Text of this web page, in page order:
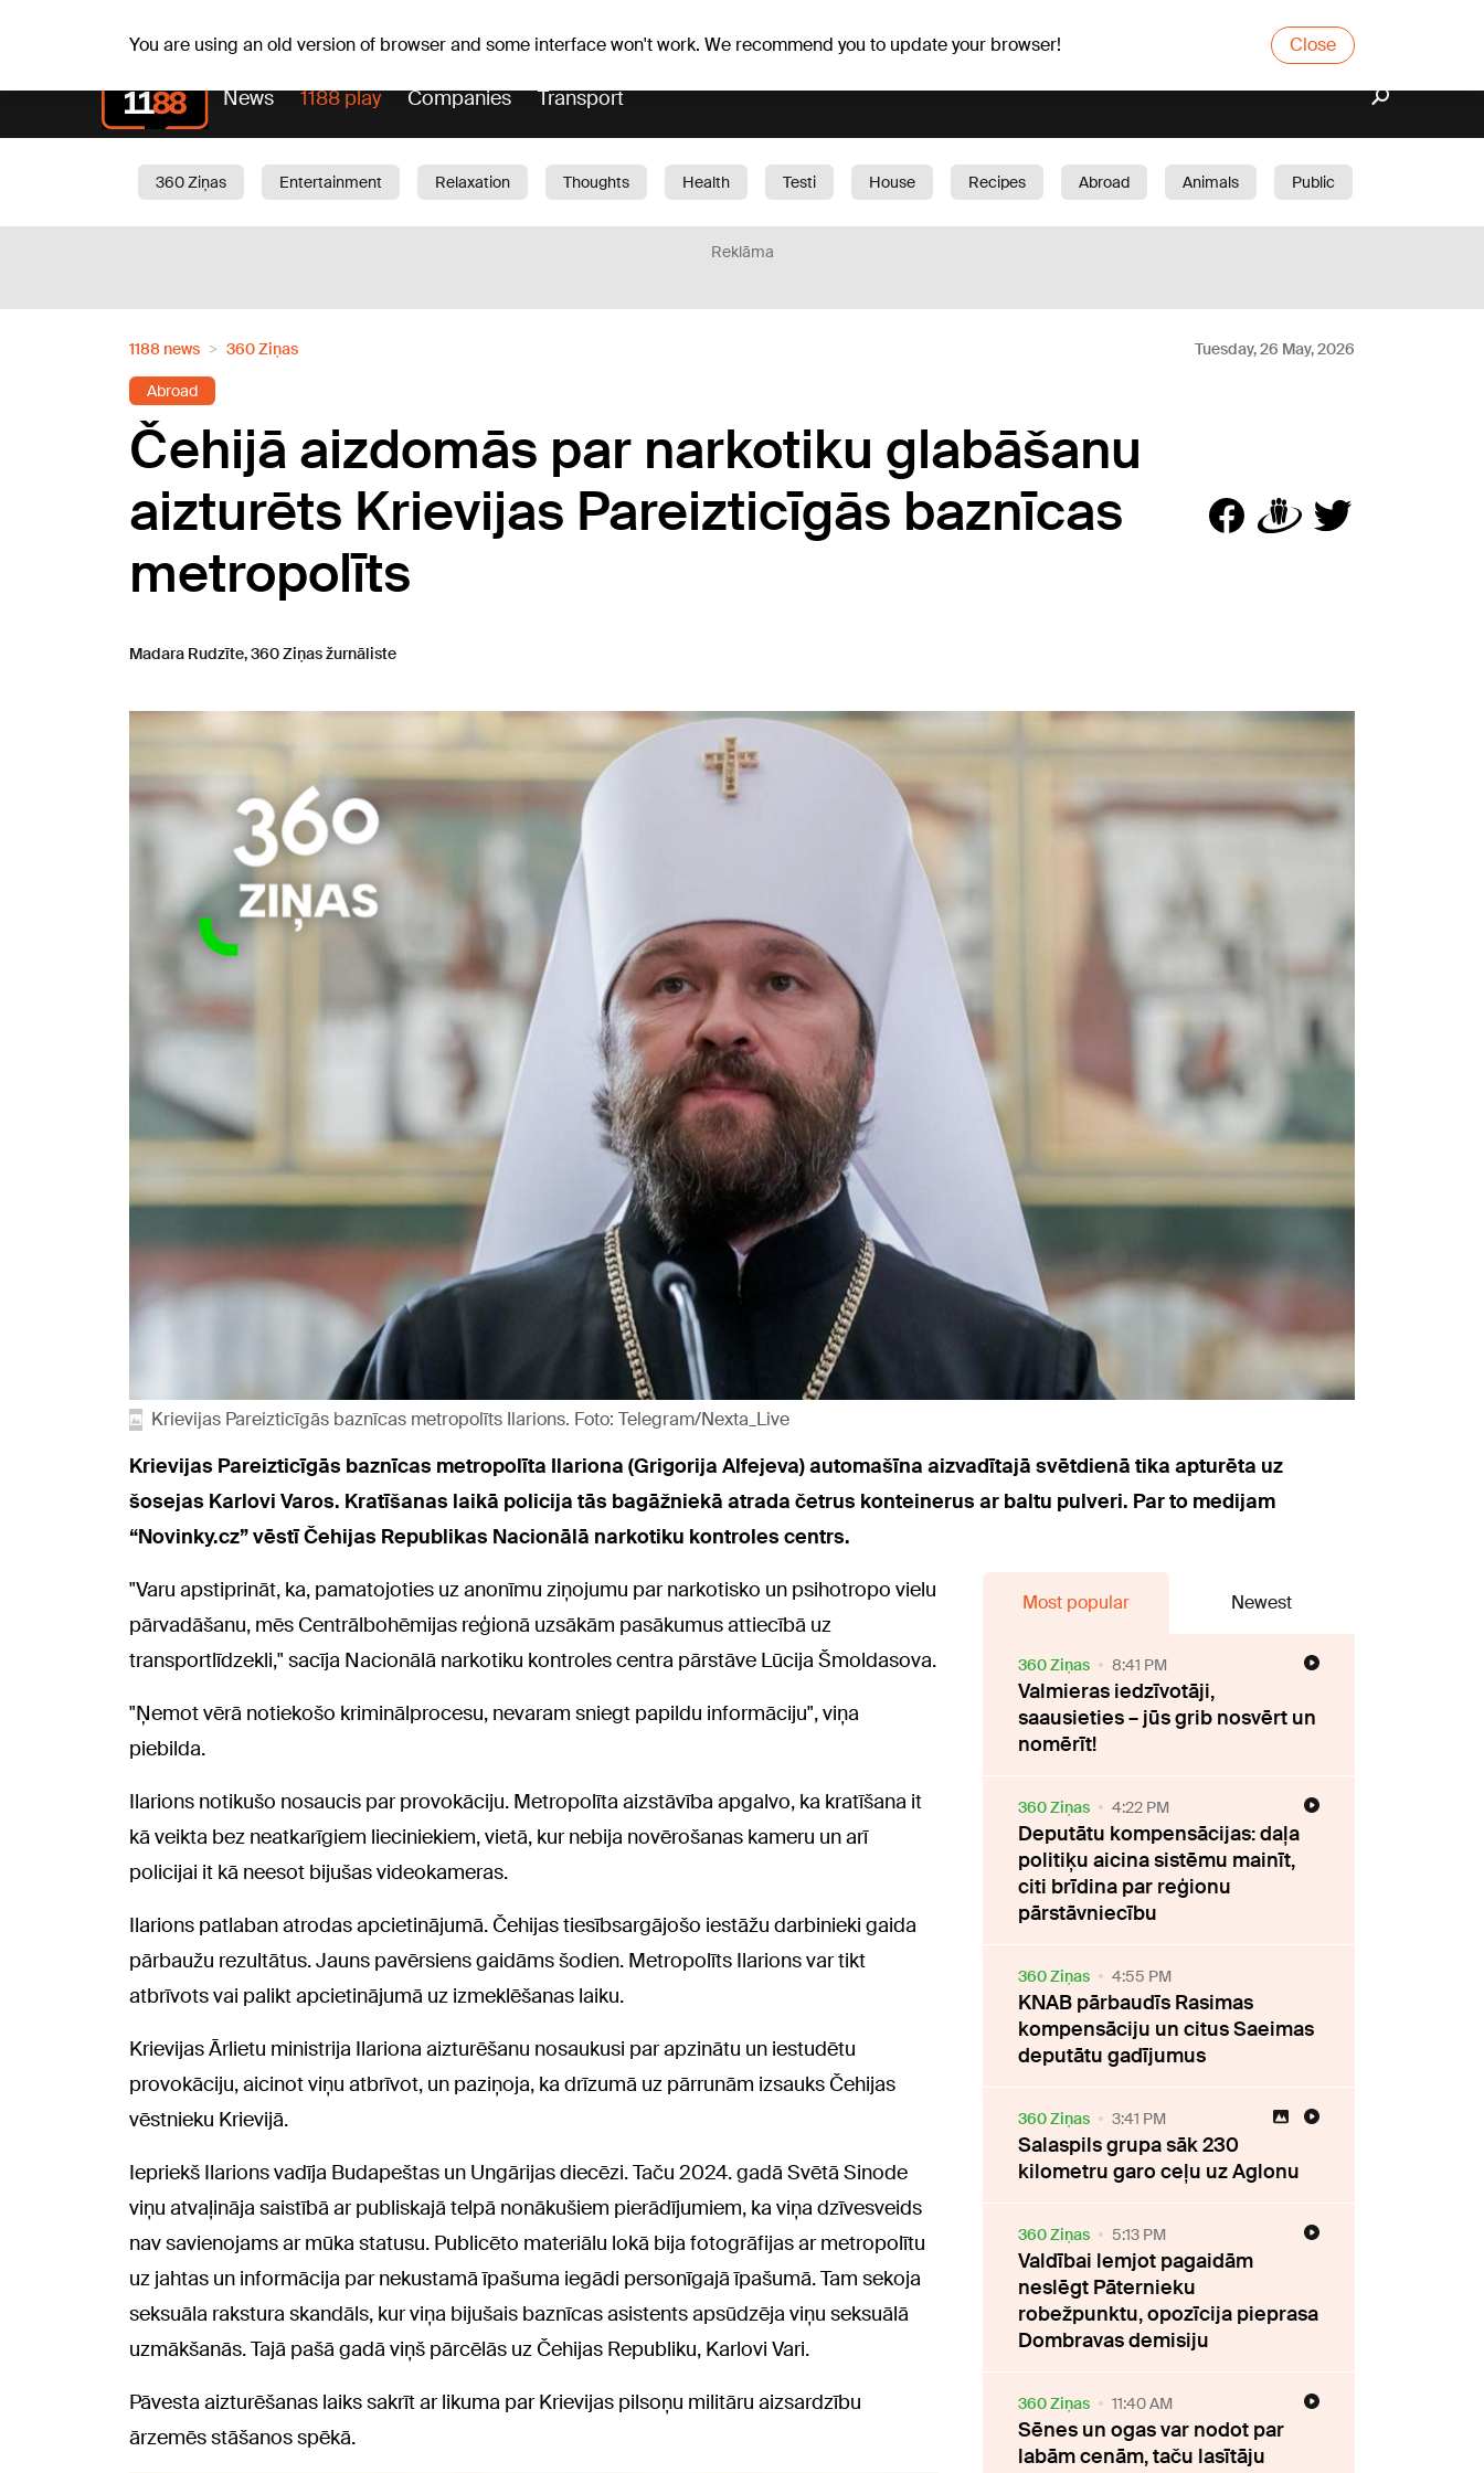
You are using an old version of browser and some interface won't work. We recommend you to update your browser! Close
News 1188 play Companies Transport
360 Ziņas Entertainment Relaxation Thoughts Health Testi House Recipes Abroad Animals
Public
Reklāma
1188 news 360 Ziņas Tuesday, 26 May, 2026
Abroad
Čehijā aizdomās par narkotiku glabāšanu
aizturēts Krievijas Pareizticīgās baznīcas
metropolīts
Madara Rudzīte, 360 Ziņas žurnāliste
Krievijas Pareizticīgās baznīcas metropolīts Ilarions. Foto: Telegram/Nexta_Live
Krievijas Pareizticīgās baznīcas metropolīta Ilariona (Grigorija Alfejeva) automašīna aizvadītajā svētdienā tika apturēta uz
šosejas Karlovi Varos. Kratīšanas laikā policija tās bagāžniekā atrada četrus konteinerus ar baltu pulveri. Par to medijam
“Novinky.cz” vēstī Čehijas Republikas Nacionālā narkotiku kontroles centrs.
"Varu apstiprināt, ka, pamatojoties uz anonīmu ziņojumu par narkotisko un psihotropo vielu
pārvadāšanu, mēs Centrālbohēmijas reģionā uzsākām pasākumus attiecībā uz
transportlīdzekli," sacīja Nacionālā narkotiku kontroles centra pārstāve Lūcija Šmoldasova.
"Ņemot vērā notiekošo kriminālprocesu, nevaram sniegt papildu informāciju", viņa
piebilda.
Ilarions notikušo nosaucis par provokāciju. Metropolīta aizstāvība apgalvo, ka kratīšana it
kā veikta bez neatkarīgiem lieciniekiem, vietā, kur nebija novērošanas kameru un arī
policijai it kā neesot bijušas videokameras.
Ilarions patlaban atrodas apcietinājumā. Čehijas tiesībsargājošo iestāžu darbinieki gaida
pārbaužu rezultātus. Jauns pavērsiens gaidāms šodien. Metropolīts Ilarions var tikt
atbrīvots vai palikt apcietinājumā uz izmeklēšanas laiku.
Krievijas Ārlietu ministrija Ilariona aizturēšanu nosaukusi par apzinātu un iestudētu
provokāciju, aicinot viņu atbrīvot, un paziņoja, ka drīzumā uz pārrunām izsauks Čehijas
vēstnieku Krievijā.
Iepriekš Ilarions vadīja Budapeštas un Ungārijas diecēzi. Taču 2024. gadā Svētā Sinode
viņu atvaļināja saistībā ar publiskajā telpā nonākušiem pierādījumiem, ka viņa dzīvesveids
nav savienojams ar mūka statusu. Publicēto materiālu lokā bija fotogrāfijas ar metropolītu
uz jahtas un informācija par nekustamā īpašuma iegādi personīgajā īpašumā. Tam sekoja
seksuāla rakstura skandāls, kur viņa bijušais baznīcas asistents apsūdzēja viņu seksuālā
uzmākšanās. Tajā pašā gadā viņš pārcēlās uz Čehijas Republiku, Karlovi Vari.
Pāvesta aizturēšanas laiks sakrīt ar likuma par Krievijas pilsoņu militāru aizsardzību
ārzemēs stāšanos spēkā.
Most popular Newest
360 Ziņas 8:41 PM
Valmieras iedzīvotāji,
saausieties – jūs grib nosvērt un
nomērīt!
360 Ziņas 4:22 PM
Deputātu kompensācijas: daļa
politiķu aicina sistēmu mainīt,
citi brīdina par reģionu
pārstāvniecību
360 Ziņas 4:55 PM
KNAB pārbaudīs Rasimas
kompensāciju un citus Saeimas
deputātu gadījumus
360 Ziņas 3:41 PM
Salaspils grupa sāk 230
kilometru garo ceļu uz Aglonu
360 Ziņas 5:13 PM
Valdībai lemjot pagaidām
neslēgt Pāternieku
robežpunktu, opozīcija pieprasa
Dombravas demisiju
360 Ziņas 11:40 AM
Sēnes un ogas var nodot par
labām cenām, taču lasītāju